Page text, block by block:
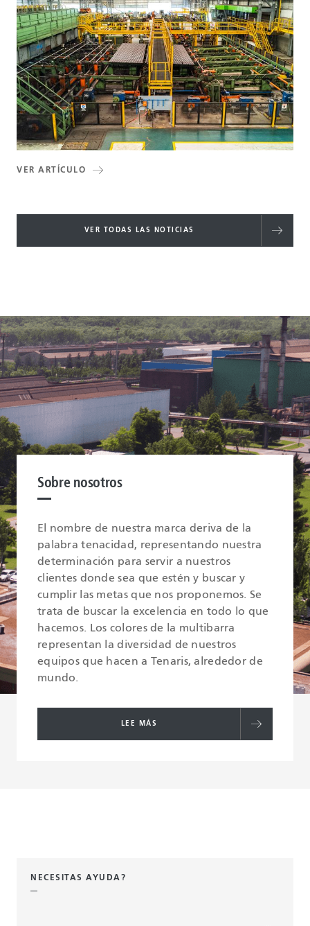
VER ARTÍCULO
VER TODAS LAS NOTICIAS
Sobre nosotros
El nombre de nuestra marca deriva de la
palabra tenacidad, representando nuestra
determinación para servir a nuestros
clientes donde sea que estén y buscar y
cumplir las metas que nos proponemos. Se
trata de buscar la excelencia en todo lo que
hacemos. Los colores de la multibarra
representan la diversidad de nuestros
equipos que hacen a Tenaris, alrededor de
mundo.
LEE MÁS
NECESITAS AYUDA?